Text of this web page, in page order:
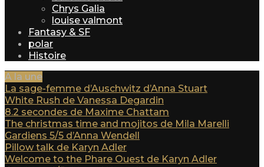
Chrys Galia
louise valmont
Fantasy & SF
polar
Histoire
A la une
La sage-femme d’Auschwitz d’Anna Stuart
White Rush de Vanessa Degardin
8.2 secondes de Maxime Chattam
The christmas time and mojitos de Mila Marelli
Gardiens 5/5 d’Anna Wendell
Pillow talk de Karyn Adler
Welcome to the Phare Ouest de Karyn Adler